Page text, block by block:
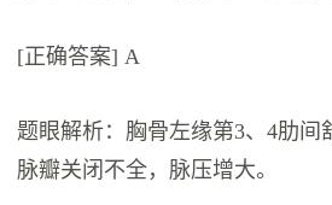
[正确答案] A
题眼解析：胸骨左缘第3、4肋间
脉瓣关闭不全，脉压增大。